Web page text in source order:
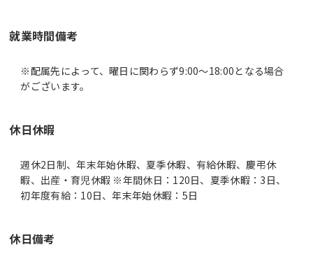
就業時間備考
※配属先によって、曜日に関わらず9:00～18:00となる場合
休日休暇
週休2日制、年末年始休暇、夏季休暇、有給休暇、慶弔休
暇、出産・育児休暇 ※年間休日：120日、夏季休暇：3日、
初年度有給：10日、年末年始休暇：5日
休日備考